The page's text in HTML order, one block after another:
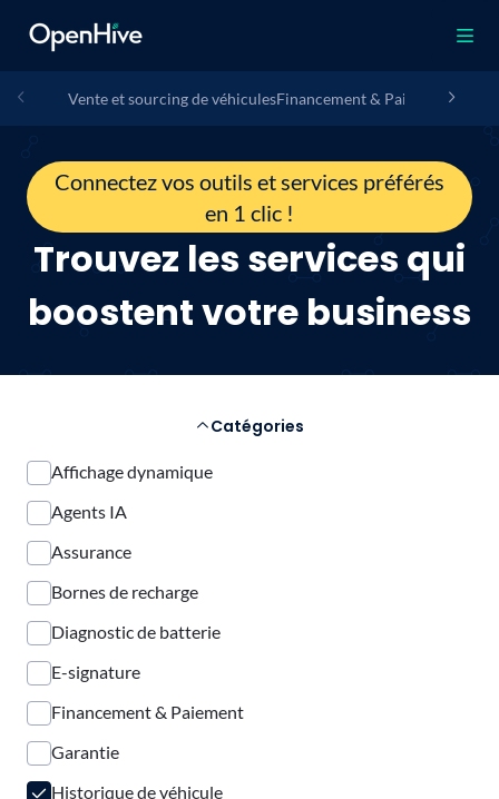
Vente et sourcing de véhiculesFinancement & Paiement
Connectez vos outils et services préférés
en 1 clic !
Trouvez les services qui
boostent votre business
Catégories
Affichage dynamique
Agents IA
Assurance
Bornes de recharge
Diagnostic de batterie
E-signature
Financement & Paiement
Garantie
Historique de véhicule